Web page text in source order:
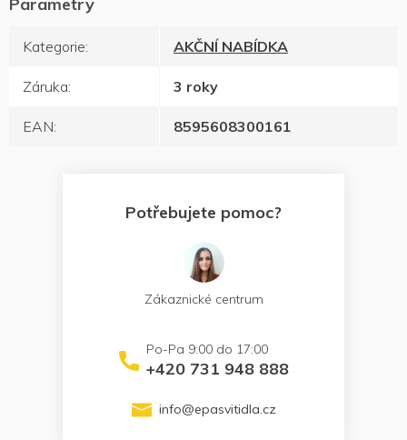
Kategorie: AKČNÍ NABÍDKA
Záruka: 3 roky
EAN: 8595608300161
Potřebujete pomoc?
Zákaznické centrum
+420 731 948 888
info@epasvitidla.cz